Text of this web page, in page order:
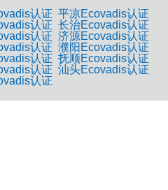
认证 平凉Ecovadis认证
认证 长治Ecovadis认证
认证 济源Ecovadis认证
认证 濮阳Ecovadis认证
认证 抚顺Ecovadis认证
认证 汕头Ecovadis认证
认证